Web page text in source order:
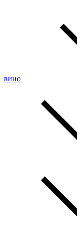
вино